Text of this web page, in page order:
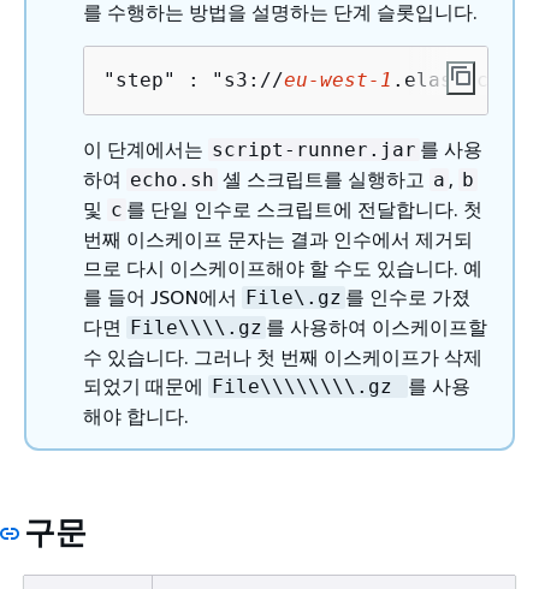
를 수행하는 방법을 설명하는 단계 슬롯입니다.
"step" : "s3://eu-west-1
이 단계에서는 script-runner.jar 를 사용
하여 echo.sh 셸 스크립트를 실행하고 a , b
및 c 를 단일 인수로 스크립트에 전달합니다. 첫
번째 이스케이프 문자는 결과 인수에서 제거되
므로 다시 이스케이프해야 할 수도 있습니다. 예
를 들어 JSON에서 File\.gz 를 인수로 가졌
다면 File\\\\.gz 를 사용하여 이스케이프할
수 있습니다. 그러나 첫 번째 이스케이프가 삭제
되었기 때문에 File\\\\\\\\.gz
를 사용
해야 합니다.
구문